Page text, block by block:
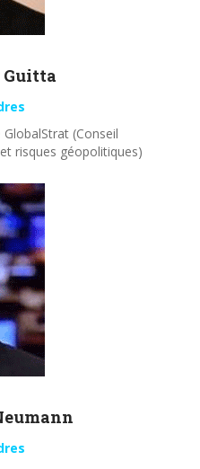
Guitta
(Conseil
risques géopolitiques)